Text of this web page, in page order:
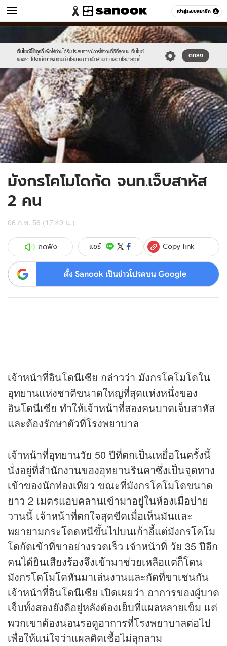
เข้าสู่ระบบสมาชิก
ข่าว หมวดอื่นๆ
เว็บไซต์นี้ใช้คุกกี้ เพื่อให้ท่านได้รับประสบการณ์การใช้งานที่ดีที่สุดบน เว็บไซต์
ของเรา โปรดศึกษาเพิ่มเติมที่ นโยบายความเป็นส่วนตัว และ นโยบายคุกกี้
ตกลง
//s.isanook.com/sr/0/images/logo-
new-
sanook.png
//s.isanook.com/ns/0/ud/233/1168604/
มังกรโคโมโดกัด จนท.เจ็บสาหัส
2 คน
06 ก.พ. 56 (17:49 น.)
กดฟัง แชร์ Copy link
ตั้ง Sanook เป็นข่าวโปรดบน Google
เจ้าหน้าที่อินโดนีเซีย กล่าวว่า มังกรโคโมโดใน
อุทยานแห่งชาติขนาดใหญ่ที่สุดแห่งหนึ่งของ
อินโดนีเซีย ทำให้เจ้าหน้าที่สองคนบาดเจ็บสาหัส
และต้องรักษาตัวที่โรงพยาบาล
เจ้าหน้าที่อุทยานวัย 50 ปีที่ตกเป็นเหยื่อในครั้งนี้
นั่งอยู่ที่สำนักงานของอุทยานรินคาซึ่งเป็นจุดทาง
เข้าของนักท่องเที่ยว ขณะที่มังกรโคโมโดขนาด
ยาว 2 เมตรแอบคลานเข้ามาอยู่ในห้องเมื่อบ่าย
วานนี้ เจ้าหน้าที่ตกใจสุดขีดเมื่อเห็นมันและ
พยายามกระโดดหนีขึ้นไปบนเก้าอี้แต่มังกรโคโม
โดกัดเข้าที่ขาอย่างรวดเร็ว เจ้าหน้าที่ วัย 35 ปีอีก
คนได้ยินเสียงร้องจึงเข้ามาช่วยเหลือแต่ก็โดน
มังกรโคโมโดหันมาเล่นงานและกัดที่ขาเช่นกัน
เจ้าหน้าที่อินโดนีเซีย เปิดเผยว่า อาการของผู้บาด
เจ็บทั้งสองยังดีอยู่หลังต้องเย็บที่แผลหลายเข็ม แต่
พวกเขาต้องนอนรอดูอาการที่โรงพยาบาลต่อไป
เพื่อให้แน่ใจว่าแผลติดเชื้อไม่ลุกลาม